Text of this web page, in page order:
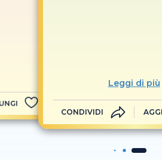
Leggi di più
CONDIVIDI